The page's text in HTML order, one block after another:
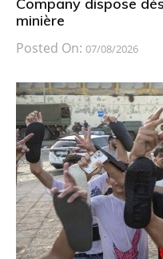
Company dispose
minière
Posted On: 07/08/2026